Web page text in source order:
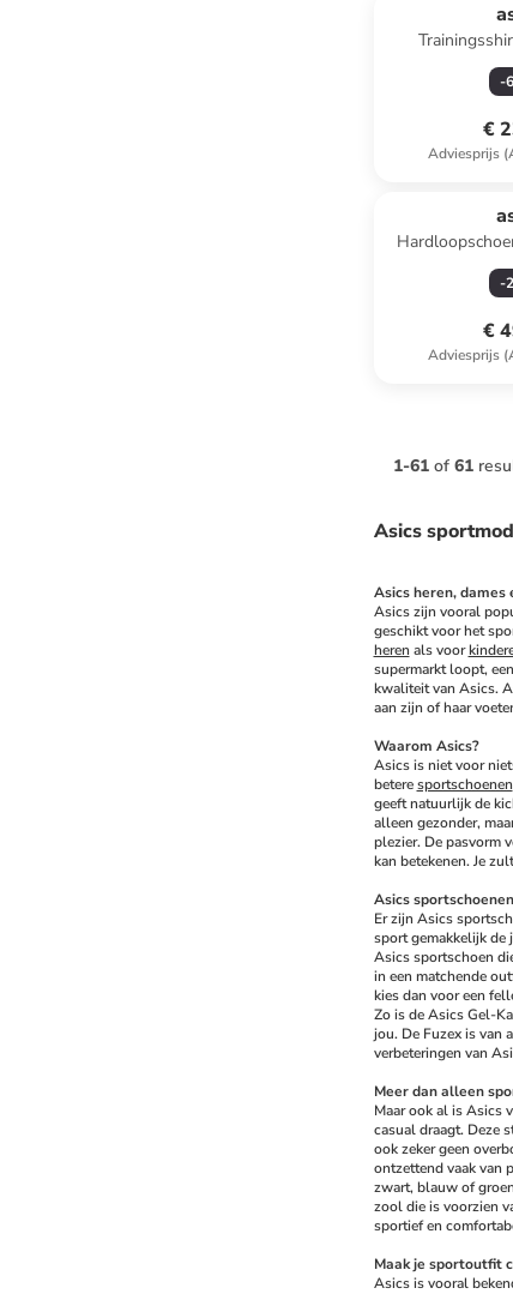
-
€
Adviesprijs
-
€
Adviesprijs
1-61 of 61
Asics
Asics heren, dames
Asics zijn vooral
geschikt voor het
heren als voor
supermarkt loopt,
kwaliteit van Asics.
aan zijn of haar
Waarom Asics?
Asics is niet voor
betere sportschoenen
geeft natuurlijk de
alleen gezonder,
plezier. De pasvorm
kan betekenen. Je
Asics sportschoenen
Er zijn Asics
sport gemakkelijk de
Asics sportschoen
in een matchende
kies dan voor een
Zo is de Asics Gel-
jou. De Fuzex is van
verbeteringen van
Meer dan alleen
Maar ook al is Asics
casual draagt. Deze
ook zeker geen
ontzettend vaak van
zwart, blauw of
zool die is voorzien
sportief en
Maak je sportoutfit
Asics is vooral